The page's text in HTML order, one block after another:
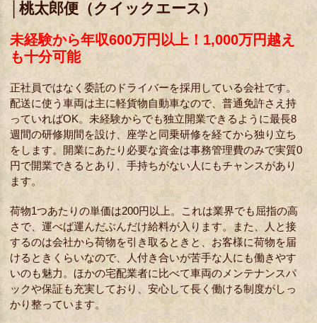
│桃太郎便（クイックエース）
未経験から年収600万円以上！1,000万円越え
も十分可能
正社員ではなく委託のドライバーを採用している会社です。
配送に使う車両は主に軽貨物自動車なので、普通免許さえ持
っていればOK。未経験からでも独立開業できるように最長8
週間の研修期間を設け、座学と同乗研修を経てから独り立ち
をします。開業にあたり必要な資金は事務管理費のみで実質0
円で開業できるとあり、手持ちがない人にもチャンスがあり
ます。
荷物1つあたりの単価は200円以上。これは業界でも屈指の高
さで、運べば運んだぶんだけ給料が入ります。また、人と接
するのは会社から荷物を引き取るときと、お客様に荷物を届
けるときくらいなので、人付き合いが苦手な人にも働きやす
いのも魅力。ほかの宅配業者に比べて車両のメンテナンスパ
ックや保証も充実しており、安心して長く働ける制度がしっ
かり整っています。